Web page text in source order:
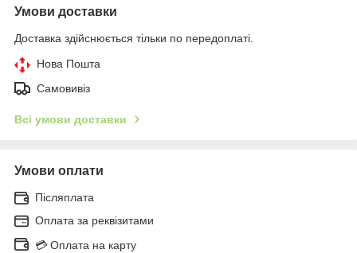
Умови доставки
Доставка здійснюється тільки по передоплаті.
Нова Пошта
Самовивіз
Всі умови доставки
Умови оплати
Післяплата
Оплата за реквізитами
💳 Оплата на карту